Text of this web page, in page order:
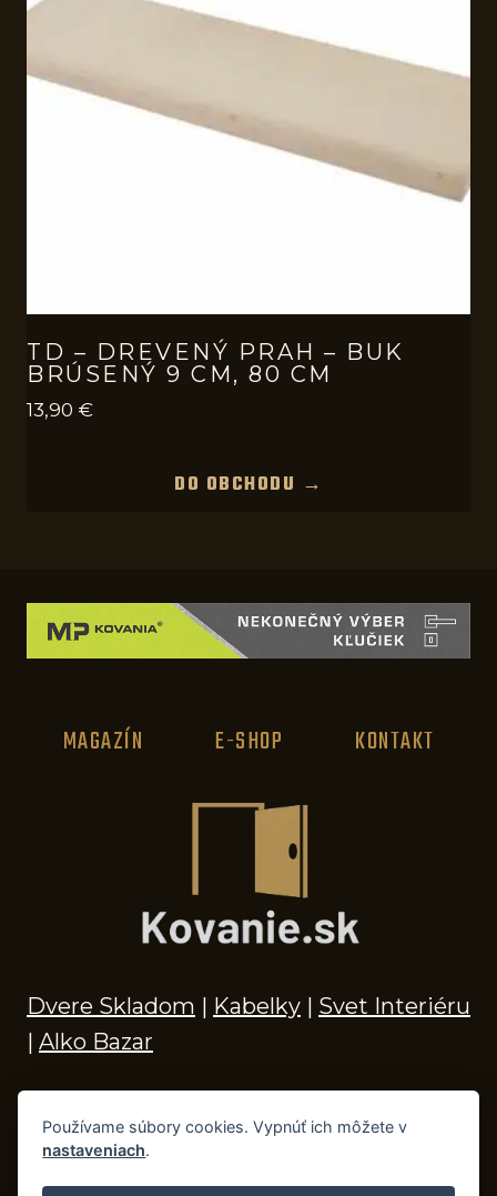
TD – DREVENÝ PRAH – BUK
BRÚSENÝ 9 CM, 80 CM
13,90 €
DO OBCHODU →
MAGAZÍN E-SHOP KONTAKT
Dvere Skladom | Kabelky | Svet Interiéru
| Alko Bazar
© 2026 Kľučky na dvere, madlá, kovania,
Používame súbory cookies. Vypnúť ich môžete v
nastaveniach.